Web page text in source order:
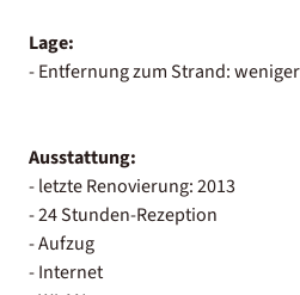
Lage:
- Entfernung zum Strand:
Ausstattung:
- letzte Renovierung: 2013
- 24 Stunden-Rezeption
- Aufzug
- Internet